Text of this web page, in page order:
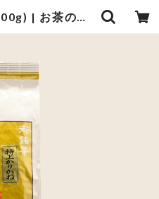
特上かりがね (200g) | お茶の光緑園